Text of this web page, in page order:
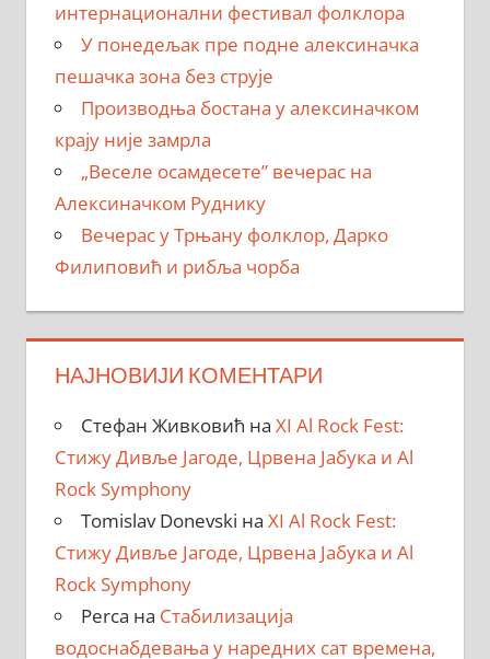
интернационални фестивал фолклора
У понедељак пре подне алексиначка
пешачка зона без струје
Производња бостана у алексиначком
крају није замрла
„Веселе осамдесете” вечерас на
Алексиначком Руднику
Вечерас у Трњану фолклор, Дарко
Филиповић и рибља чорба
НАЈНОВИЈИ КОМЕНТАРИ
Стефан Живковић на XI Al Rock Fest:
Стижу Дивље Јагоде, Црвена Јабука и Al
Rock Symphony
Tomislav Donevski на XI Al Rock Fest:
Стижу Дивље Јагоде, Црвена Јабука и Al
Rock Symphony
Perca на Стабилизација
водоснабдевања у наредних сат времена,